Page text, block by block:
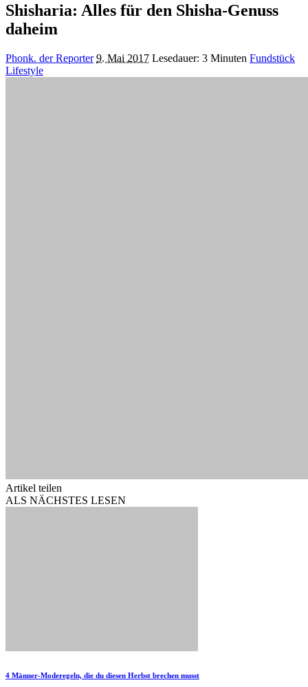
Shisharia: Alles für den Shisha-Genuss
daheim
Posted
by
Phonk. der Reporter 9. Mai 2017 Lesedauer: 3 Minuten Fundstück
Lifestyle
Artikel teilen
ALS NÄCHSTES LESEN
4 Männer-Moderegeln, die du diesen Herbst brechen musst